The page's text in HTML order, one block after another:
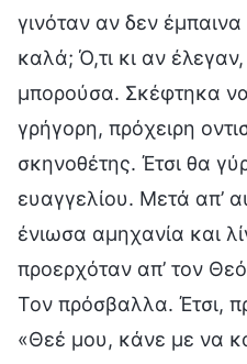
γινόταν αν δεν
καλά; Ό,τι κι αν
μπορούσα. Σκέφτηκα
γρήγορη, πρόχειρη
σκηνοθέτης. Έτσι θα
ευαγγελίου. Μετά απ’
ένιωσα αμηχανία και
προερχόταν απ’ τον
Τον πρόσβαλλα. Έτσι,
«Θεέ μου, κάνε με να